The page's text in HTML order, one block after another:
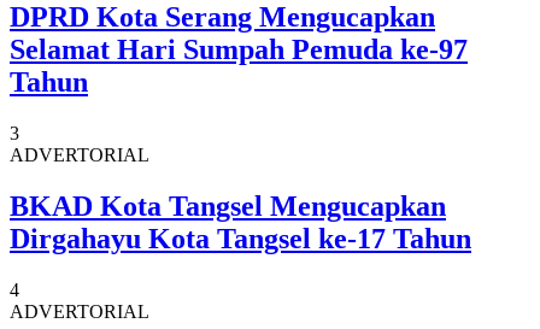
DPRD Kota Serang Mengucapkan
Selamat Hari Sumpah Pemuda ke-97
Tahun
3
ADVERTORIAL
BKAD Kota Tangsel Mengucapkan
Dirgahayu Kota Tangsel ke-17 Tahun
4
ADVERTORIAL